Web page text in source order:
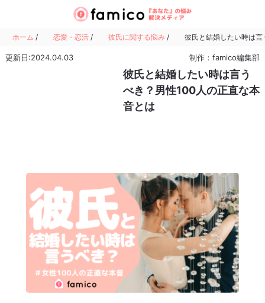
ホーム / 恋愛・恋活 / 彼氏に関する悩み / 彼氏と結婚したい時は
更新日:2024.04.03 制作：famico編集部
彼氏と結婚したい時は言う
べき？男性100人の正直な本
音とは